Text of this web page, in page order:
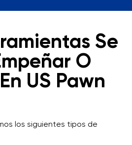
Se
O
US Pawn
los siguientes tipos de